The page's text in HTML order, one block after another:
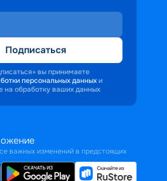
Подписаться
вы принимаете
персональных данных и
на обработку ваших данных
важных изменений в предстоящих